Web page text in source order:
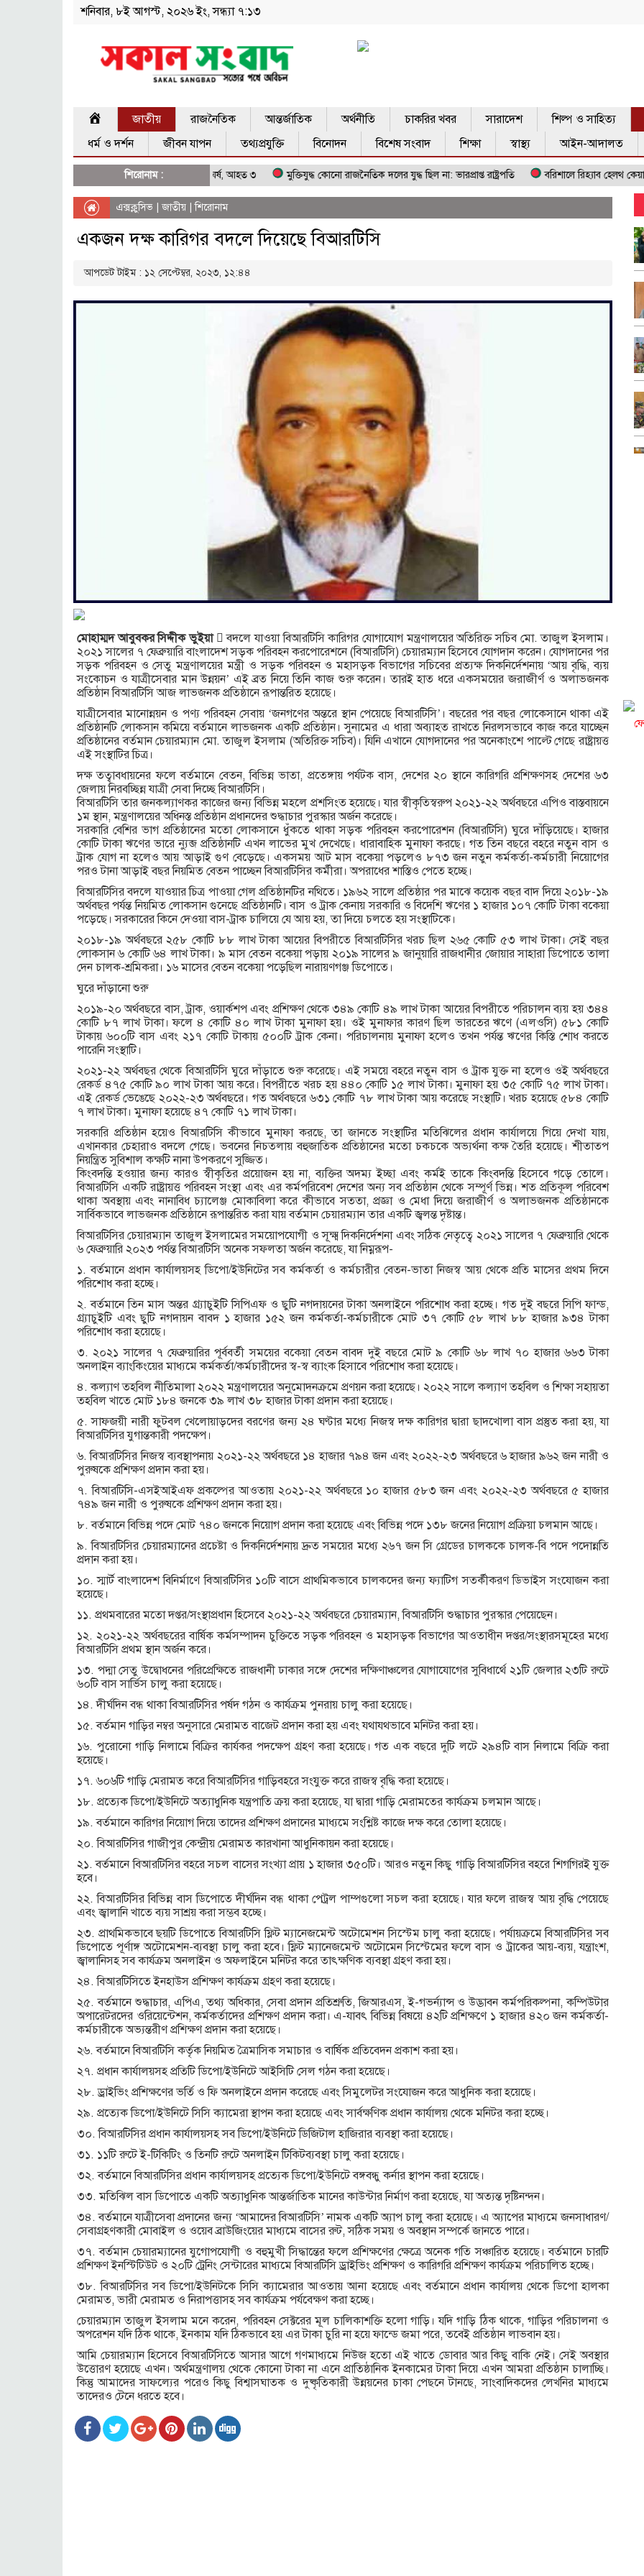
শনিবার, ৮ই আগস্ট, ২০২৬ ইং, সন্ধ্যা ৭:১৩
জাতীয় রাজনৈতিক আন্তর্জাতিক অর্থনীতি চাকরির খবর সারাদেশ শিল্প ও সাহিত্য
ধর্ম ও দর্শন
জীবন যাপন তথ্যপ্রযুক্তি বিনোদন বিশেষ সংবাদ শিক্ষা স্বাস্থ্য আইন-আদালত
শিরোনাম :
বিয়ের অনুষ্ঠানে মাংস কম দেওয়ায় সংঘর্ষ, আহত ৩ মুক্তিযুদ্ধ কোনো রাজনৈতিক দলের যুদ্ধ ছিল না: ভারপ্রাপ্ত রাষ্ট্রপতি বরিশালে রিহ্যাব হেলথ কেয়ার এন্ড
এক্সক্লুসিভ |জাতীয় |শিরোনাম
একজন দক্ষ কারিগর বদলে দিয়েছে বিআরটিসি
আপডেট টাইম : ১২ সেপ্টেম্বর, ২০২৩, ১২:৪৪
মোহাম্মদ আবুবকর সিদ্দীক ভুইয়া বদলে যাওয়া বিআরটিসি কারিগর যোগাযোগ মন্ত্রণালয়ের অতিরিক্ত সচিব মো. তাজুল ইসলাম।
২০২১ সালের ৭ ফেব্রুয়ারি বাংলাদেশ সড়ক পরিবহন করপোরেশনে (বিআরটিসি) চেয়ারম্যান হিসেবে যোগদান করেন। যোগদানের পর
সড়ক পরিবহন ও সেতু মন্ত্রণালয়ের মন্ত্রী ও সড়ক পরিবহন ও মহাসড়ক বিভাগের সচিবের প্রত্যক্ষ দিকনির্দেশনায় ‘আয় বৃদ্ধি, ব্যয়
সংকোচন ও যাত্রীসেবার মান উন্নয়ন’ এই ব্রত নিয়ে তিনি কাজ শুরু করেন। তারই হাত ধরে একসময়ের জরাজীর্ণ ও অলাভজনক
প্রতিষ্ঠান বিআরটিসি আজ লাভজনক প্রতিষ্ঠানে রূপান্তরিত হয়েছে।
যাত্রীসেবার মানোন্নয়ন ও পণ্য পরিবহন সেবায় ‘জনগণের অন্তরে স্থান পেয়েছে বিআরটিসি’। বছরের পর বছর লোকেসানে থাকা এই
প্রতিষ্ঠানটি লোকসান কমিয়ে বর্তমানে লাভজনক একটি প্রতিষ্ঠান। সুনামের এ ধারা অব্যাহত রাখতে নিরলসভাবে কাজ করে যাচ্ছেন
প্রতিষ্ঠানের বর্তমান চেয়ারম্যান মো. তাজুল ইসলাম (অতিরিক্ত সচিব)। যিনি এখানে যোগদানের পর অনেকাংশে পাল্টে গেছে রাষ্ট্রায়ত্ত
এই সংস্থাটির চিত্র।
দক্ষ তত্বাবধায়নের ফলে বর্তমানে বেতন, বিভিন্ন ভাতা, প্রতেঙ্গায় পর্যটক বাস, দেশের ২০ স্থানে কারিগরি প্রশিক্ষণসহ দেশের ৬৩
জেলায় নিরবচ্ছিন্ন যাত্রী সেবা দিচ্ছে বিআরটিসি।
বিআরটিসি তার জনকল্যাণকর কাজের জন্য বিভিন্ন মহলে প্রশসিংত হয়েছে। যার স্বীকৃতিস্বরুপ ২০২১-২২ অর্থবছরে এপিও বাস্তবায়নে
১ম স্থান, মন্ত্রণালয়ের অধিনস্ত প্রতিষ্ঠান প্রধানদের শুদ্ধাচার পুরস্কার অর্জন করেছে।
সরকারি বেশির ভাগ প্রতিষ্ঠানের মতো লোকসানে ধুঁকতে থাকা সড়ক পরিবহন করপোরেশন (বিআরটিসি) ঘুরে দাঁড়িয়েছে। হাজার
কোটি টাকা ঋণের ভারে ন্যুব্জ প্রতিষ্ঠানটি এখন লাভের মুখ দেখেছে। ধারাবাহিক মুনাফা করছে। গত তিন বছরে বহরে নতুন বাস ও
ট্রাক যোগ না হলেও আয় আড়াই গুণ বেড়েছে। একসময় আট মাস বকেয়া পড়লেও ৮৭৩ জন নতুন কর্মকর্তা-কর্মচারী নিয়োগের
পরও টানা আড়াই বছর নিয়মিত বেতন পাচ্ছেন বিআরটিসির কর্মীরা। অপরাধের শাস্তিও পেতে হচ্ছে।
বিআরটিসির বদলে যাওয়ার চিত্র পাওয়া গেল প্রতিষ্ঠানটির নথিতে। ১৯৬২ সালে প্রতিষ্ঠার পর মাঝে কয়েক বছর বাদ দিয়ে ২০১৮-১৯
অর্থবছর পর্যন্ত নিয়মিত লোকসান গুনেছে প্রতিষ্ঠানটি। বাস ও ট্রাক কেনায় সরকারি ও বিদেশি ঋণের ১ হাজার ১০৭ কোটি টাকা বকেয়া
পড়েছে। সরকারের কিনে দেওয়া বাস-ট্রাক চালিয়ে যে আয় হয়, তা দিয়ে চলতে হয় সংস্থাটিকে।
২০১৮-১৯ অর্থবছরে ২৫৮ কোটি ৮৮ লাখ টাকা আয়ের বিপরীতে বিআরটিসির খরচ ছিল ২৬৫ কোটি ৫৩ লাখ টাকা। সেই বছর
লোকসান ৬ কোটি ৬৪ লাখ টাকা। ৯ মাস বেতন বকেয়া পড়ায় ২০১৯ সালের ৯ জানুয়ারি রাজধানীর জোয়ার সাহারা ডিপোতে তালা
দেন চালক-শ্রমিকরা। ১৬ মাসের বেতন বকেয়া পড়েছিল নারায়ণগঞ্জ ডিপোতে।
ঘুরে দাঁড়ানো শুরু
২০১৯-২০ অর্থবছরে বাস, ট্রাক, ওয়ার্কশপ এবং প্রশিক্ষণ থেকে ৩৪৯ কোটি ৪৯ লাখ টাকা আয়ের বিপরীতে পরিচালন ব্যয় হয় ৩৪৪
কোটি ৮৭ লাখ টাকা। ফলে ৪ কোটি ৪০ লাখ টাকা মুনাফা হয়। ওই মুনাফার কারণ ছিল ভারতের ঋণে (এলওসি) ৫৮১ কোটি
টাকায় ৬০০টি বাস এবং ২১৭ কোটি টাকায় ৫০০টি ট্রাক কেনা। পরিচালনায় মুনাফা হলেও তখন পর্যন্ত ঋণের কিস্তি শোধ করতে
পারেনি সংস্থাটি।
২০২১-২২ অর্থবছর থেকে বিআরটিসি ঘুরে দাঁড়াতে শুরু করেছে। এই সময়ে বহরে নতুন বাস ও ট্রাক যুক্ত না হলেও ওই অর্থবছরে
রেকর্ড ৪৭৫ কোটি ৯০ লাখ টাকা আয় করে। বিপরীতে খরচ হয় ৪৪০ কোটি ১৫ লাখ টাকা। মুনাফা হয় ৩৫ কোটি ৭৫ লাখ টাকা।
এই রেকর্ড ভেঙেছে ২০২২-২৩ অর্থবছরে। গত অর্থবছরে ৬৩১ কোটি ৭৮ লাখ টাকা আয় করেছে সংস্থাটি। খরচ হয়েছে ৫৮৪ কোটি
৭ লাখ টাকা। মুনাফা হয়েছে ৪৭ কোটি ৭১ লাখ টাকা।
সরকারি প্রতিষ্ঠান হয়েও বিআরটিসি কীভাবে মুনাফা করছে, তা জানতে সংস্থাটির মতিঝিলের প্রধান কার্যালয়ে গিয়ে দেখা যায়,
এখানকার চেহারাও বদলে গেছে। ভবনের নিচতলায় বহুজাতিক প্রতিষ্ঠানের মতো চকচকে অভ্যর্থনা কক্ষ তৈরি হয়েছে। শীতাতপ
নিয়ন্ত্রিত সুবিশাল কক্ষটি নানা উপকরণে সুজ্জিত।
কিংবদন্তি হওয়ার জন্য কারও স্বীকৃতির প্রয়োজন হয় না, ব্যক্তির অদম্য ইচ্ছা এবং কর্মই তাকে কিংবদন্তি হিসেবে গড়ে তোলে।
বিআরটিসি একটি রাষ্ট্রায়ত্ত পরিবহন সংস্থা এবং এর কর্মপরিবেশ দেশের অন্য সব প্রতিষ্ঠান থেকে সম্পূর্ণ ভিন্ন। শত প্রতিকূল পরিবেশ
থাকা অবস্থায় এবং নানাবিধ চ্যালেঞ্জ মোকাবিলা করে কীভাবে সততা, প্রজ্ঞা ও মেধা দিয়ে জরাজীর্ণ ও অলাভজনক প্রতিষ্ঠানকে
সার্বিকভাবে লাভজনক প্রতিষ্ঠানে রূপান্তরিত করা যায় বর্তমান চেয়ারম্যান তার একটি জ্বলন্ত দৃষ্টান্ত।
বিআরটিসির চেয়ারম্যান তাজুল ইসলামের সময়োপযোগী ও সূক্ষ্ম দিকনির্দেশনা এবং সঠিক নেতৃত্বে ২০২১ সালের ৭ ফেব্রুয়ারি থেকে
৬ ফেব্রুয়ারি ২০২৩ পর্যন্ত বিআরটিসি অনেক সফলতা অর্জন করেছে, যা নিম্নরূপ-
১. বর্তমানে প্রধান কার্যালয়সহ ডিপো/ইউনিটের সব কর্মকর্তা ও কর্মচারীর বেতন-ভাতা নিজস্ব আয় থেকে প্রতি মাসের প্রথম দিনে
পরিশোধ করা হচ্ছে।
২. বর্তমানে তিন মাস অন্তর গ্র্যাচুইটি সিপিএফ ও ছুটি নগদায়নের টাকা অনলাইনে পরিশোধ করা হচ্ছে। গত দুই বছরে সিপি ফান্ড,
গ্র্যাচুইটি এবং ছুটি নগদায়ন বাবদ ১ হাজার ১৫২ জন কর্মকর্তা-কর্মচারীকে মোট ৩৭ কোটি ৫৮ লাখ ৮৮ হাজার ৯৩৪ টাকা
পরিশোধ করা হয়েছে।
৩. ২০২১ সালের ৭ ফেব্রুয়ারির পূর্ববর্তী সময়ের বকেয়া বেতন বাবদ দুই বছরে মোট ৯ কোটি ৬৮ লাখ ৭০ হাজার ৬৬৩ টাকা
অনলাইন ব্যাংকিংয়ের মাধ্যমে কর্মকর্তা/কর্মচারীদের স্ব-স্ব ব্যাংক হিসাবে পরিশোধ করা হয়েছে।
৪. কল্যাণ তহবিল নীতিমালা ২০২২ মন্ত্রণালয়ের অনুমোদনক্রমে প্রণয়ন করা হয়েছে। ২০২২ সালে কল্যাণ তহবিল ও শিক্ষা সহায়তা
তহবিল খাতে মোট ১৮৪ জনকে ৩৯ লাখ ৩৮ হাজার টাকা প্রদান করা হয়েছে।
৫. সাফজয়ী নারী ফুটবল খেলোয়াড়দের বরণের জন্য ২৪ ঘণ্টার মধ্যে নিজস্ব দক্ষ কারিগর দ্বারা ছাদখোলা বাস প্রস্তুত করা হয়, যা
বিআরটিসির যুগান্তকারী পদক্ষেপ।
৬. বিআরটিসির নিজস্ব ব্যবস্থাপনায় ২০২১-২২ অর্থবছরে ১৪ হাজার ৭৯৪ জন এবং ২০২২-২৩ অর্থবছরে ৬ হাজার ৯৬২ জন নারী ও
পুরুষকে প্রশিক্ষণ প্রদান করা হয়।
৭. বিআরটিসি-এসইআইএফ প্রকল্পের আওতায় ২০২১-২২ অর্থবছরে ১০ হাজার ৫৮৩ জন এবং ২০২২-২৩ অর্থবছরে ৫ হাজার
৭৪৯ জন নারী ও পুরুষকে প্রশিক্ষণ প্রদান করা হয়।
৮. বর্তমানে বিভিন্ন পদে মোট ৭৪০ জনকে নিয়োগ প্রদান করা হয়েছে এবং বিভিন্ন পদে ১৩৮ জনের নিয়োগ প্রক্রিয়া চলমান আছে।
৯. বিআরটিসির চেয়ারম্যানের প্রচেষ্টা ও দিকনির্দেশনায় দ্রুত সময়ের মধ্যে ২৬৭ জন সি গ্রেডের চালককে চালক-বি পদে পদোন্নতি
প্রদান করা হয়।
১০. স্মার্ট বাংলাদেশ বিনির্মাণে বিআরটিসির ১০টি বাসে প্রাথমিকভাবে চালকদের জন্য ফ্যাটিগ সতর্কীকরণ ডিভাইস সংযোজন করা
হয়েছে।
১১. প্রথমবারের মতো দপ্তর/সংস্থাপ্রধান হিসেবে ২০২১-২২ অর্থবছরে চেয়ারম্যান, বিআরটিসি শুদ্ধাচার পুরস্কার পেয়েছেন।
১২. ২০২১-২২ অর্থবছরের বার্ষিক কর্মসম্পাদন চুক্তিতে সড়ক পরিবহন ও মহাসড়ক বিভাগের আওতাধীন দপ্তর/সংস্থারসমূহের মধ্যে
বিআরটিসি প্রথম স্থান অর্জন করে।
১৩. পদ্মা সেতু উদ্বোধনের পরিপ্রেক্ষিতে রাজধানী ঢাকার সঙ্গে দেশের দক্ষিণাঞ্চলের যোগাযোগের সুবিধার্থে ২১টি জেলার ২৩টি রুটে
৬০টি বাস সার্ভিস চালু করা হয়েছে।
১৪. দীর্ঘদিন বন্ধ থাকা বিআরটিসির পর্ষদ গঠন ও কার্যক্রম পুনরায় চালু করা হয়েছে।
১৫. বর্তমান গাড়ির নম্বর অনুসারে মেরামত বাজেট প্রদান করা হয় এবং যথাযথভাবে মনিটর করা হয়।
১৬. পুরোনো গাড়ি নিলামে বিক্রির কার্যকর পদক্ষেপ গ্রহণ করা হয়েছে। গত এক বছরে দুটি লটে ২৯৪টি বাস নিলামে বিক্রি করা
হয়েছে।
১৭. ৬০৬টি গাড়ি মেরামত করে বিআরটিসির গাড়িবহরে সংযুক্ত করে রাজস্ব বৃদ্ধি করা হয়েছে।
১৮. প্রত্যেক ডিপো/ইউনিটে অত্যাধুনিক যন্ত্রপাতি ক্রয় করা হয়েছে, যা দ্বারা গাড়ি মেরামতের কার্যক্রম চলমান আছে।
১৯. বর্তমানে কারিগর নিয়োগ দিয়ে তাদের প্রশিক্ষণ প্রদানের মাধ্যমে সংশ্লিষ্ট কাজে দক্ষ করে তোলা হয়েছে।
২০. বিআরটিসির গাজীপুর কেন্দ্রীয় মেরামত কারখানা আধুনিকায়ন করা হয়েছে।
২১. বর্তমানে বিআরটিসির বহরে সচল বাসের সংখ্যা প্রায় ১ হাজার ৩৫০টি। আরও নতুন কিছু গাড়ি বিআরটিসির বহরে শিগগিরই যুক্ত
হবে।
২২. বিআরটিসির বিভিন্ন বাস ডিপোতে দীর্ঘদিন বন্ধ থাকা পেট্রল পাম্পগুলো সচল করা হয়েছে। যার ফলে রাজস্ব আয় বৃদ্ধি পেয়েছে
এবং জ্বালানি খাতে ব্যয় সাশ্রয় করা সম্ভব হচ্ছে।
২৩. প্রাথমিকভাবে ছয়টি ডিপোতে বিআরটিসি ফ্লিট ম্যানেজমেন্ট অটোমেশন সিস্টেম চালু করা হয়েছে। পর্যায়ক্রমে বিআরটিসির সব
ডিপোতে পূর্ণাঙ্গ অটোমেশন-ব্যবস্থা চালু করা হবে। ফ্লিট ম্যানেজমেন্ট অটোমেন সিস্টেমের ফলে বাস ও ট্রাকের আয়-ব্যয়, যন্ত্রাংশ,
জ্বালানিসহ সব কার্যক্রম অনলাইন ও অফলাইনে মনিটর করে তাৎক্ষণিক ব্যবস্থা গ্রহণ করা হয়।
২৪. বিআরটিসিতে ইনহাউস প্রশিক্ষণ কার্যক্রম গ্রহণ করা হয়েছে।
২৫. বর্তমানে শুদ্ধাচার, এপিএ, তথ্য অধিকার, সেবা প্রদান প্রতিশ্রুতি, জিআরএস, ই-গভর্ন্যান্স ও উদ্ভাবন কর্মপরিকল্পনা, কম্পিউটার
অপারেটরদের ওরিয়েন্টেশন, কর্মকর্তাদের প্রশিক্ষণ প্রদান করা। এ-যাবৎ বিভিন্ন বিষয়ে ৪২টি প্রশিক্ষণে ১ হাজার ৪২০ জন কর্মকর্তা-
কর্মচারীকে অভ্যন্তরীণ প্রশিক্ষণ প্রদান করা হয়েছে।
২৬. বর্তমানে বিআরটিসি কর্তৃক নিয়মিত ত্রৈমাসিক সমাচার ও বার্ষিক প্রতিবেদন প্রকাশ করা হয়।
২৭. প্রধান কার্যালয়সহ প্রতিটি ডিপো/ইউনিটে আইসিটি সেল গঠন করা হয়েছে।
২৮. ড্রাইভিং প্রশিক্ষণের ভর্তি ও ফি অনলাইনে প্রদান করেছে এবং সিমুলেটর সংযোজন করে আধুনিক করা হয়েছে।
২৯. প্রত্যেক ডিপো/ইউনিটে সিসি ক্যামেরা স্থাপন করা হয়েছে এবং সার্বক্ষণিক প্রধান কার্যালয় থেকে মনিটর করা হচ্ছে।
৩০. বিআরটিসির প্রধান কার্যালয়সহ সব ডিপো/ইউনিটে ডিজিটাল হাজিরার ব্যবস্থা করা হয়েছে।
৩১. ১১টি রুটে ই-টিকিটিং ও তিনটি রুটে অনলাইন টিকিটব্যবস্থা চালু করা হয়েছে।
৩২. বর্তমানে বিআরটিসির প্রধান কার্যালয়সহ প্রত্যেক ডিপো/ইউনিটে বঙ্গবন্ধু কর্নার স্থাপন করা হয়েছে।
৩৩. মতিঝিল বাস ডিপোতে একটি অত্যাধুনিক আন্তর্জাতিক মানের কাউন্টার নির্মাণ করা হয়েছে, যা অত্যন্ত দৃষ্টিনন্দন।
৩৪. বর্তমানে যাত্রীসেবা প্রদানের জন্য ‘আমাদের বিআরটিসি’ নামক একটি অ্যাপ চালু করা হয়েছে। এ অ্যাপের মাধ্যমে জনসাধারণ/
সেবাগ্রহণকারী মোবাইল ও ওয়েব ব্রাউজিংয়ের মাধ্যমে বাসের রুট, সঠিক সময় ও অবস্থান সম্পর্কে জানতে পারে।
৩৭. বর্তমান চেয়ারম্যানের যুগোপযোগী ও বহুমুখী সিদ্ধান্তের ফলে প্রশিক্ষণের ক্ষেত্রে অনেক গতি সঞ্চারিত হয়েছে। বর্তমানে চারটি
প্রশিক্ষণ ইনস্টিটিউট ও ২০টি ট্রেনিং সেন্টারের মাধ্যমে বিআরটিসি ড্রাইভিং প্রশিক্ষণ ও কারিগরি প্রশিক্ষণ কার্যক্রম পরিচালিত হচ্ছে।
৩৮. বিআরটিসির সব ডিপো/ইউনিটকে সিসি ক্যামেরার আওতায় আনা হয়েছে এবং বর্তমানে প্রধান কার্যালয় থেকে ডিপো হালকা
মেরামত, ভারী মেরামত ও নিরাপত্তাসহ সব কার্যক্রম পর্যবেক্ষণ করা হচ্ছে।
চেয়ারম্যান তাজুল ইসলাম মনে করেন, পরিবহন সেক্টরের মূল চালিকাশক্তি হলো গাড়ি। যদি গাড়ি ঠিক থাকে, গাড়ির পরিচালনা ও
অপরেশন যদি ঠিক থাকে, ইনকাম যদি ঠিকভাবে হয় এর টাকা চুরি না হয়ে ফান্ডে জমা পরে, তবেই প্রতিষ্ঠান লাভবান হয়।
আমি চেয়ারম্যান হিসেবে বিআরটিসিতে আসার আগে গণমাধ্যমে নিউজ হতো এই খাতে ডোবার আর কিছু বাকি নেই। সেই অবস্থার
উত্তোরণ হয়েছে এখন। অর্থমন্ত্রণালয় থেকে কোনো টাকা না এনে প্রাতিষ্ঠানিক ইনকামের টাকা দিয়ে এখন আমরা প্রতিষ্ঠান চালাচ্ছি।
কিন্তু আমাদের সাফল্যের পরেও কিছু বিশ্বাসঘাতক ও দুষ্কৃতিকারী উন্নয়নের চাকা পেছনে টানছে, সাংবাদিকদের লেখনির মাধ্যমে
তাদেরও টেনে ধরতে হবে।